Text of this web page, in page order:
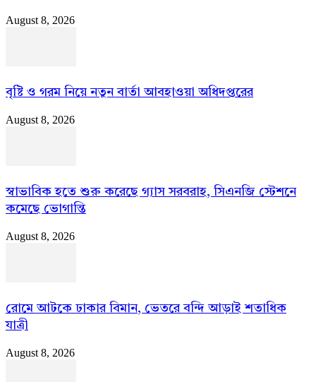
August 8, 2026
বৃষ্টি ও গরম নিয়ে নতুন বার্তা আবহাওয়া অধিদপ্তরের
August 8, 2026
স্বাভাবিক হতে শুরু করেছে গ্যাস সরবরাহ, সিএনজি স্টেশনে
কমেছে ভোগান্তি
August 8, 2026
রোমে আটকে ঢাকার বিমান, ভেতরে বন্দি আড়াই শতাধিক
যাত্রী
August 8, 2026